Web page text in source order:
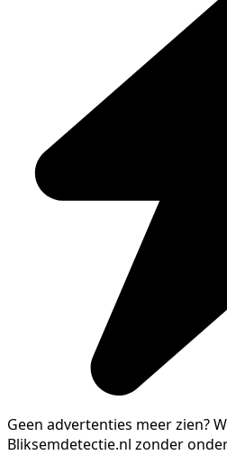
Geen advertenties meer zien?
Bliksemdetectie.nl zonder